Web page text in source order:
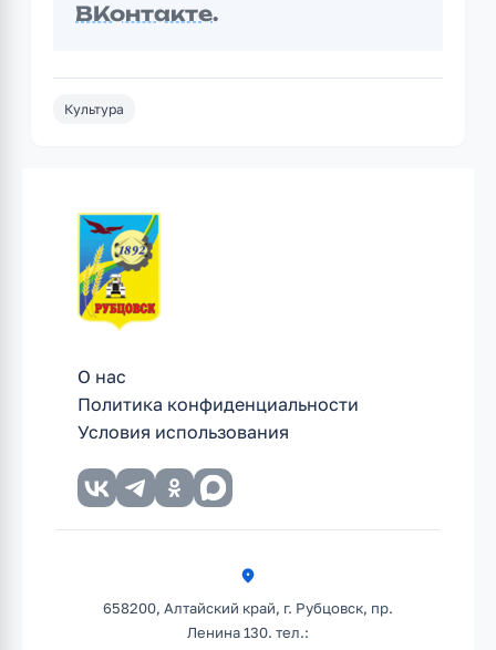
ВКонтакте.
Культура
О нас
Политика конфиденциальности
Условия использования
658200, Алтайский край, г. Рубцовск, пр.
Ленина 130. тел.: